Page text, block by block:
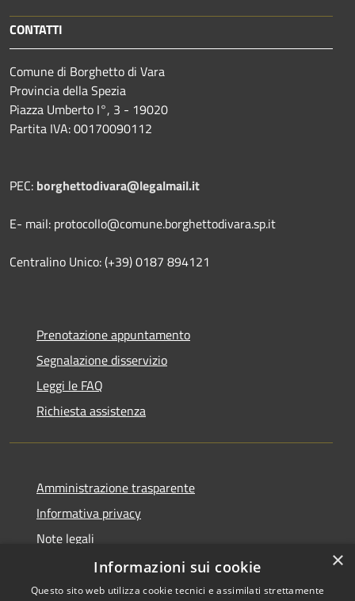
CONTATTI
Comune di Borghetto di Vara
Provincia della Spezia
Piazza Umberto I°, 3 - 19020
Partita IVA: 00170090112
PEC: borghettodivara@legalmail.it
E- mail: protocollo@comune.borghettodivara.sp.it
Centralino Unico: (+39) 0187 894121
Prenotazione appuntamento
Segnalazione disservizio
Leggi le FAQ
Richiesta assistenza
Amministrazione trasparente
Informativa privacy
Note legali
Dichiarazione di accessibilità
×
Informazioni sui cookie
Questo sito web utilizza cookie tecnici e assimilati strettamente